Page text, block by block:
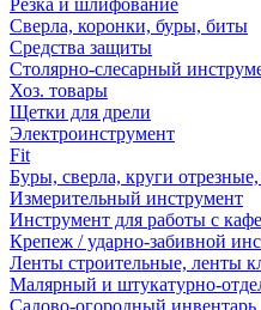
Резка и шлифование
Сверла, коронки, буры, биты
Средства защиты
Столярно-слесарный
Хоз. товары
Щетки для дрели
Электроинструмент
Fit
Буры, сверла, круги
Измерительный инструмент
Инструмент для работы с
Крепеж / ударно-забивной
Ленты строительные, ленты
Малярный и штукатурно-
Садово-огородный инвентарь